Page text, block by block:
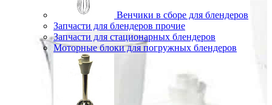
Венчики в сборе для блендеров
Запчасти для блендеров прочие
Запчасти для стационарных блендеров
Моторные блоки для погружных блендеров